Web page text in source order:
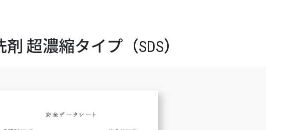
超濃縮タイプ（SDS）